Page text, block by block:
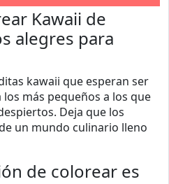
Kawaii de
alegres para
kawaii que esperan ser
más pequeños a los que
Deja que los
un mundo culinario lleno
de colorear es